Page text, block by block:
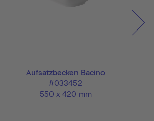
Aufsatzbecken Bacino
#033452
550 x 420 mm